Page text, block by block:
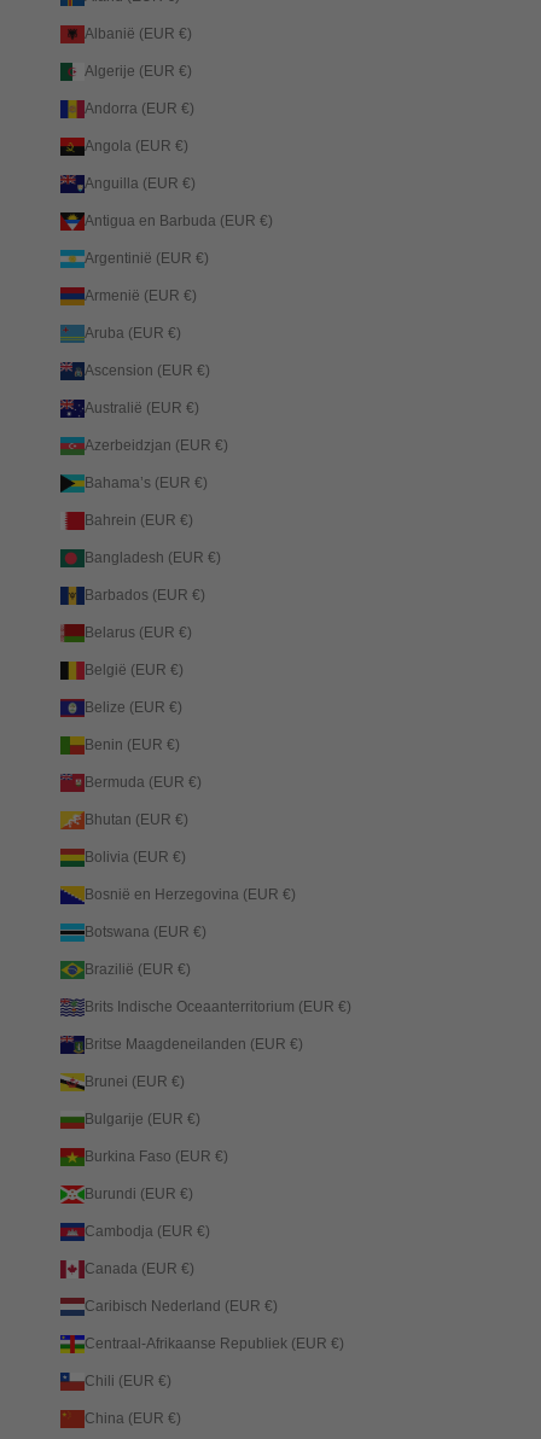
Albanië (EUR €)
Algerije (EUR €)
Andorra (EUR €)
Angola (EUR €)
Anguilla (EUR €)
Antigua en Barbuda (EUR €)
Argentinië (EUR €)
Armenië (EUR €)
Aruba (EUR €)
Ascension (EUR €)
Australië (EUR €)
Azerbeidzjan (EUR €)
Bahama’s (EUR €)
Bahrein (EUR €)
Bangladesh (EUR €)
Barbados (EUR €)
Belarus (EUR €)
België (EUR €)
Belize (EUR €)
Benin (EUR €)
Bermuda (EUR €)
Bhutan (EUR €)
Bolivia (EUR €)
Bosnië en Herzegovina (EUR €)
Botswana (EUR €)
Brazilië (EUR €)
Brits Indische Oceaanterritorium (EUR €)
Britse Maagdeneilanden (EUR €)
Brunei (EUR €)
Bulgarije (EUR €)
Burkina Faso (EUR €)
Burundi (EUR €)
Cambodja (EUR €)
Canada (EUR €)
Caribisch Nederland (EUR €)
Centraal-Afrikaanse Republiek (EUR €)
Chili (EUR €)
China (EUR €)